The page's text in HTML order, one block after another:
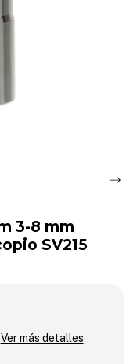
3-8 mm
SV215
Ver más detalles